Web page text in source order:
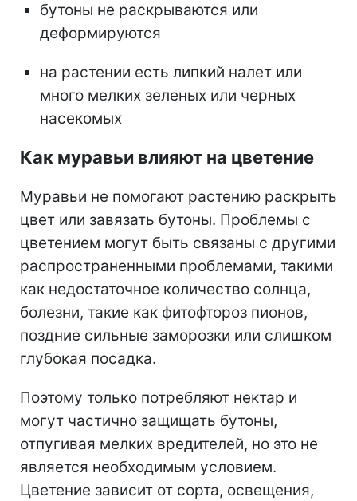
бутоны не раскрываются или
деформируются
на растении есть липкий налет или
много мелких зеленых или черных
насекомых
Как муравьи влияют на цветение
Муравьи не помогают растению раскрыть
цвет или завязать бутоны. Проблемы с
цветением могут быть связаны с другими
распространенными проблемами, такими
как недостаточное количество солнца,
болезни, такие как фитофтороз пионов,
поздние сильные заморозки или слишком
глубокая посадка.
Поэтому только потребляют нектар и
могут частично защищать бутоны,
отпугивая мелких вредителей, но это не
является необходимым условием.
Цветение зависит от сорта, освещения,